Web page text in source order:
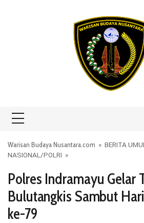
Warisan Budaya Nusantara.com » BERITA
NASIONAL /POLRI »
Polres Indramayu Gelar
Bulutangkis Sambut
ke-79